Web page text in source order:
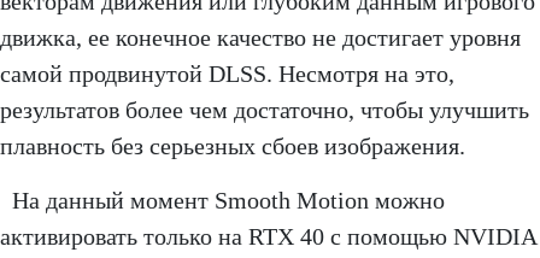
движка, ее конечное качество не достигает уровня
самой продвинутой DLSS. Несмотря на это,
результатов более чем достаточно, чтобы улучшить
плавность без серьезных сбоев изображения.
На данный момент Smooth Motion можно
активировать только на RTX 40 с помощью NVIDIA